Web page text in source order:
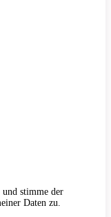
und stimme der
Daten zu.